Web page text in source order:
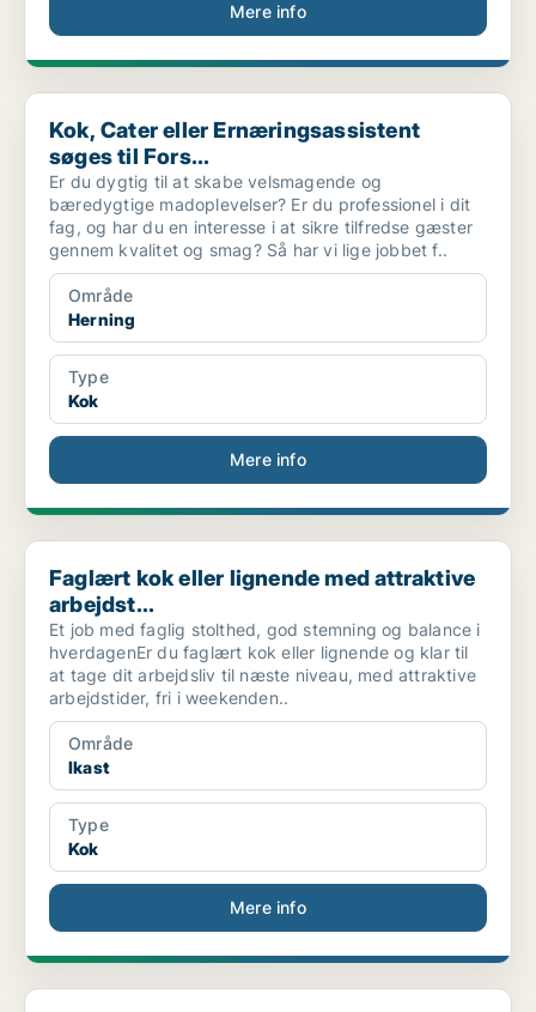
Mere info
Kok, Cater eller Ernæringsassistent søges til Fors...
Kok, Cater eller Ernæringsassistent
søges til Fors...
Er du dygtig til at skabe velsmagende og
bæredygtige madoplevelser? Er du professionel i dit
fag, og har du en interesse i at sikre tilfredse gæster
gennem kvalitet og smag? Så har vi lige jobbet f..
Område
Herning
Type
Kok
Mere info
Faglært kok eller lignende med attraktive arbejdst...
Faglært kok eller lignende med attraktive
arbejdst...
Et job med faglig stolthed, god stemning og balance i
hverdagenEr du faglært kok eller lignende og klar til
at tage dit arbejdsliv til næste niveau, med attraktive
arbejdstider, fri i weekenden..
Område
Ikast
Type
Kok
Mere info
Vietnamesisk kok